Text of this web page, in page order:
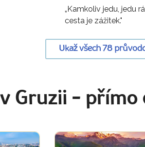
„Kamkoliv jedu, jedu
cesta je zážitek."
Ukaž všech 78
Gruzii - přímo